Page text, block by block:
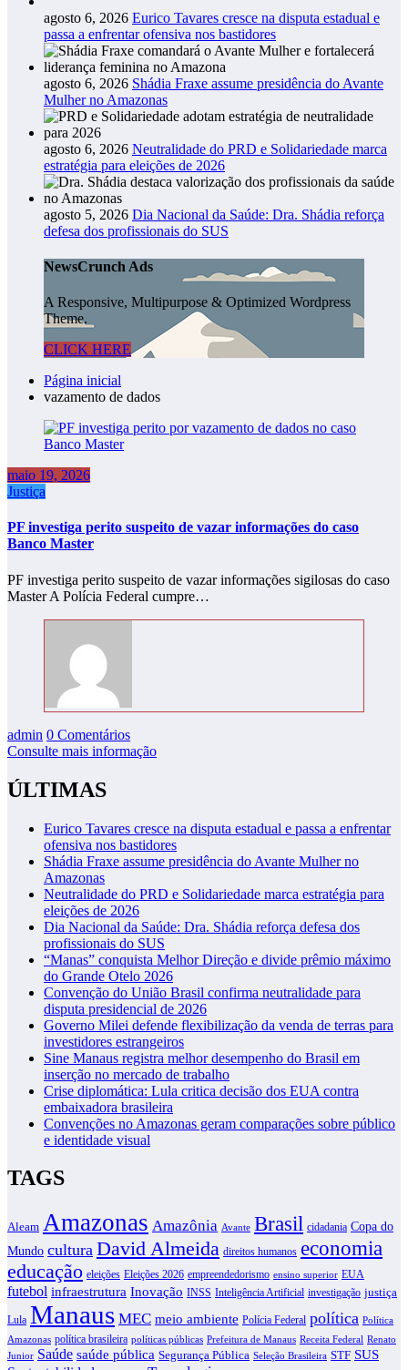
agosto 6, 2026 Eurico Tavares cresce na disputa estadual e
passa a enfrentar ofensiva nos bastidores
agosto 6, 2026 Shádia Fraxe assume presidência do Avante
Mulher no Amazonas
agosto 6, 2026 Neutralidade do PRD e Solidariedade marca
estratégia para eleições de 2026
agosto 5, 2026 Dia Nacional da Saúde: Dra. Shádia reforça
defesa dos profissionais do SUS
NewsCrunch Ads
A Responsive, Multipurpose & Optimized Wordpress
Theme.
CLICK HERE
Página inicial
vazamento de dados
maio 19, 2026
Justiça
PF investiga perito suspeito de vazar informações do caso
Banco Master
PF investiga perito suspeito de vazar informações sigilosas do caso
Master A Polícia Federal cumpre…
admin 0 Comentários
Consulte mais informação
ÚLTIMAS
Eurico Tavares cresce na disputa estadual e passa a enfrentar
ofensiva nos bastidores
Shádia Fraxe assume presidência do Avante Mulher no
Amazonas
Neutralidade do PRD e Solidariedade marca estratégia para
eleições de 2026
Dia Nacional da Saúde: Dra. Shádia reforça defesa dos
profissionais do SUS
“Manas” conquista Melhor Direção e divide prêmio máximo
do Grande Otelo 2026
Convenção do União Brasil confirma neutralidade para
disputa presidencial de 2026
Governo Milei defende flexibilização da venda de terras para
investidores estrangeiros
Sine Manaus registra melhor desempenho do Brasil em
inserção no mercado de trabalho
Crise diplomática: Lula critica decisão dos EUA contra
embaixadora brasileira
Convenções no Amazonas geram comparações sobre público
e identidade visual
TAGS
Aleam Amazonas Amazônia Avante Brasil cidadania Copa do
Mundo cultura David Almeida direitos humanos economia
educação eleições Eleições 2026 empreendedorismo ensino superior EUA
futebol infraestrutura Inovação INSS Inteligência Artificial investigação justiça
Lula Manaus MEC meio ambiente Polícia Federal política Política
Amazonas política brasileira políticas públicas Prefeitura de Manaus Receita Federal Renato
Junior Saúde saúde pública Segurança Pública Seleção Brasileira STF SUS